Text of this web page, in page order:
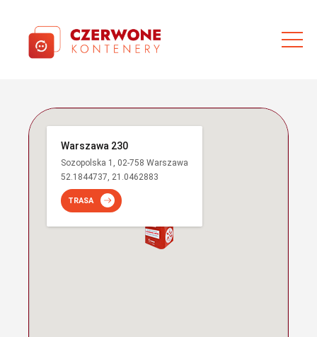
Warszawa 230
Sozopolska 1, 02-758 Warszawa
52.1844737, 21.0462883
TRASA